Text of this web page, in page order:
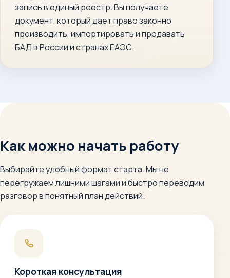
запись в единый реестр. Вы получаете
документ, который дает право законно
производить, импортировать и продавать
БАД в России и странах ЕАЭС.
Как можно начать работу
Выбирайте удобный формат старта. Мы не
перегружаем лишними шагами и быстро переводим
разговор в понятный план действий.
Короткая консультация